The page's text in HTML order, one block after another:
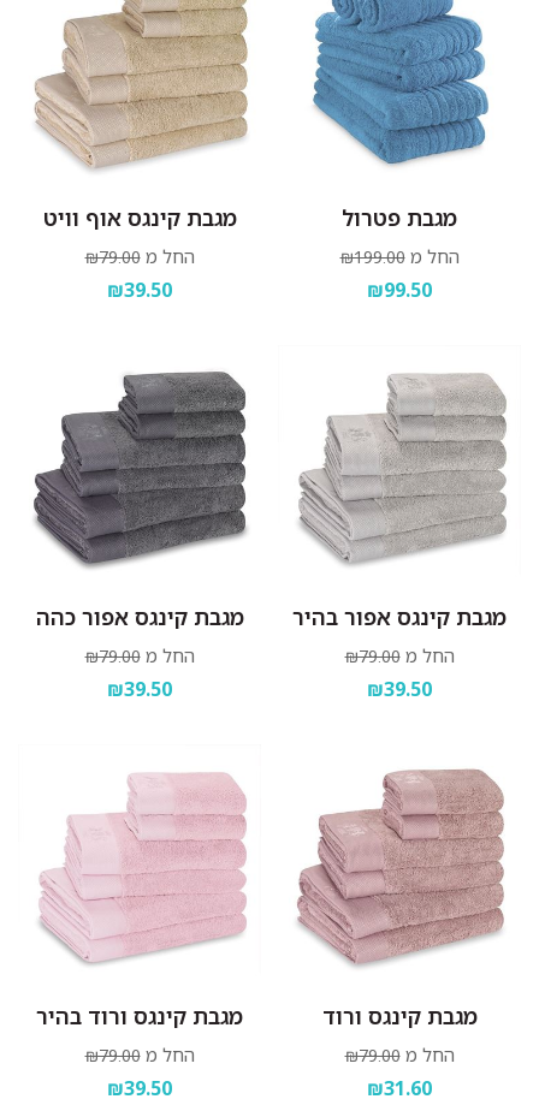
מגבת פטרול
החל מ ₪199.00
₪99.50
מגבת קינגס אוף וויט
החל מ ₪79.00
₪39.50
מגבת קינגס אפור בהיר
החל מ ₪79.00
₪39.50
מגבת קינגס אפור כהה
החל מ ₪79.00
₪39.50
מגבת קינגס ורוד
החל מ ₪79.00
₪31.60
מגבת קינגס ורוד בהיר
החל מ ₪79.00
₪39.50